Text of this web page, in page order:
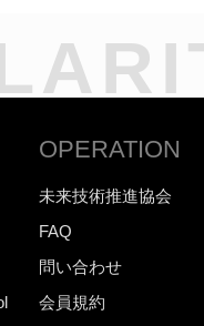
OPERATION
未来技術推進協会
FAQ
問い合わせ
会員規約